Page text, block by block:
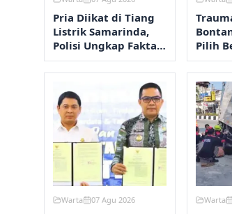
Pria Diikat di Tiang
Listrik Samarinda,
Polisi Ungkap Fakta
Sebenarnya
Pilih
Warta 07 Agu 2026 Warta